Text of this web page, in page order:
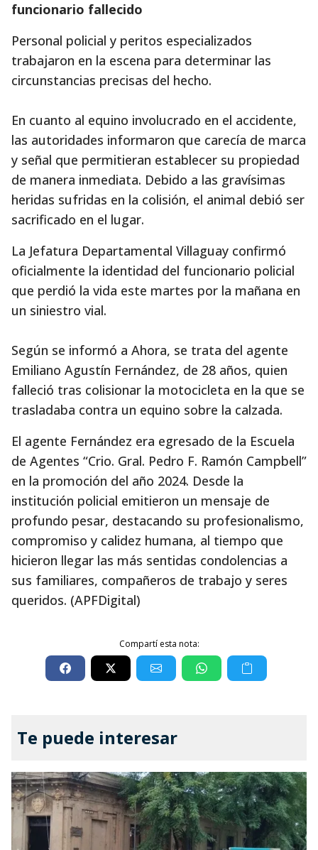
funcionario fallecido
Personal policial y peritos especializados
trabajaron en la escena para determinar las
circunstancias precisas del hecho.
En cuanto al equino involucrado en el accidente,
las autoridades informaron que carecía de marca
y señal que permitieran establecer su propiedad
de manera inmediata. Debido a las gravísimas
heridas sufridas en la colisión, el animal debió ser
sacrificado en el lugar.
La Jefatura Departamental Villaguay confirmó
oficialmente la identidad del funcionario policial
que perdió la vida este martes por la mañana en
un siniestro vial.
Según se informó a Ahora, se trata del agente
Emiliano Agustín Fernández, de 28 años, quien
falleció tras colisionar la motocicleta en la que se
trasladaba contra un equino sobre la calzada.
El agente Fernández era egresado de la Escuela
de Agentes “Crio. Gral. Pedro F. Ramón Campbell”
en la promoción del año 2024. Desde la
institución policial emitieron un mensaje de
profundo pesar, destacando su profesionalismo,
compromiso y calidez humana, al tiempo que
hicieron llegar las más sentidas condolencias a
sus familiares, compañeros de trabajo y seres
queridos. (APFDigital)
Compartí esta nota:
Te puede interesar